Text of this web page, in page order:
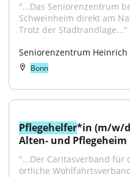
"...Das Seniorenzentrum
Schweinheim direkt am
Trotz der Stadtrandlage..."
Seniorenzentrum Heinrich
Bonn
Pflegehelfer*in (m/w/
Alten- und Pflegeheim
"...Der Caritasverband für
örtliche